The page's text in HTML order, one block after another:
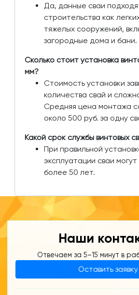
Да, данные сваи
строительства как
тяжелых сооружений,
загородные дома и бани.
Сколько стоит установка
мм?
Стоимость установки
количества свай и
Средняя цена монтажа
около 500 руб. за одну
Какой срок службы винтовых
При правильной
эксплуатации сваи
более 50 лет.
Наши
Отвечаем за 5–15 минут в
Оставить заявку